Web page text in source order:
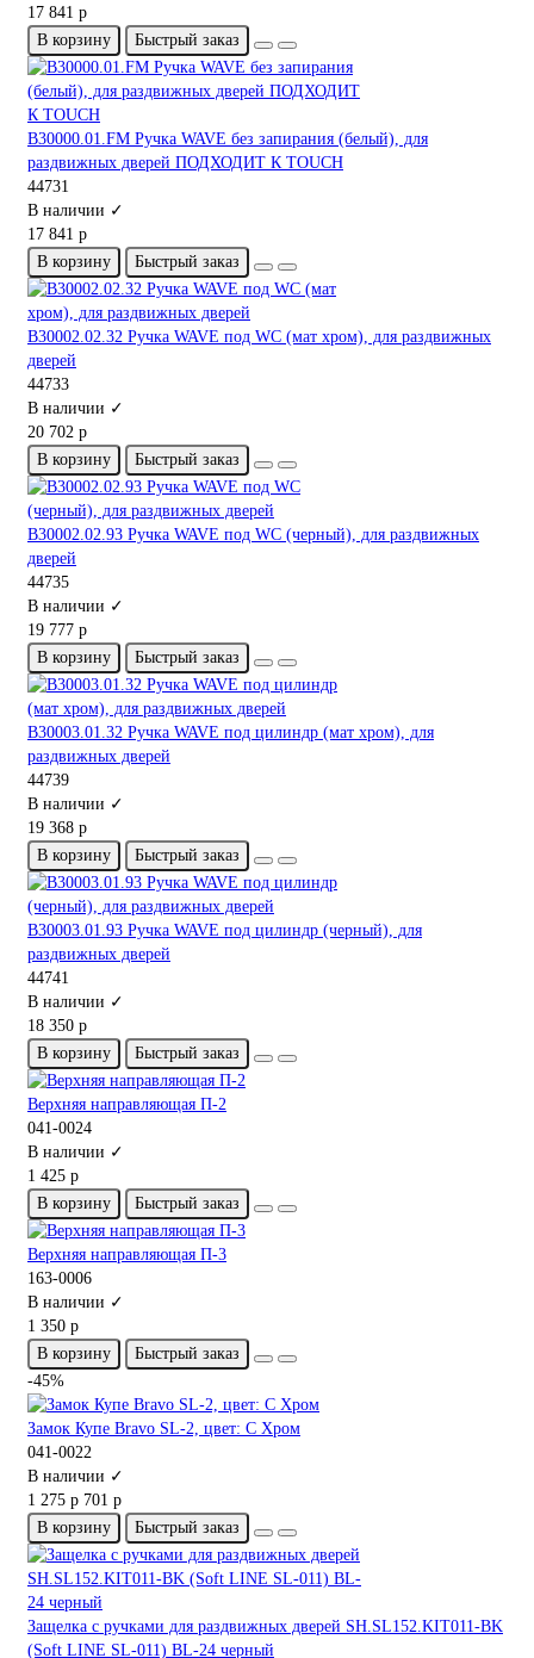
17 841 р
В корзину
Быстрый заказ
B30000.01.FM Ручка WAVE без запирания (белый), для
раздвижных дверей ПОДХОДИТ К TOUCH
44731
В наличии ✓
17 841 р
В корзину
Быстрый заказ
B30002.02.32 Ручка WAVE под WC (мат хром), для раздвижных
дверей
44733
В наличии ✓
20 702 р
В корзину
Быстрый заказ
B30002.02.93 Ручка WAVE под WC (черный), для раздвижных
дверей
44735
В наличии ✓
19 777 р
В корзину
Быстрый заказ
B30003.01.32 Ручка WAVE под цилиндр (мат хром), для
раздвижных дверей
44739
В наличии ✓
19 368 р
В корзину
Быстрый заказ
B30003.01.93 Ручка WAVE под цилиндр (черный), для
раздвижных дверей
44741
В наличии ✓
18 350 р
В корзину
Быстрый заказ
Верхняя направляющая П-2
041-0024
В наличии ✓
1 425 р
В корзину
Быстрый заказ
Верхняя направляющая П-3
163-0006
В наличии ✓
1 350 р
В корзину
Быстрый заказ
-45%
Замок Купе Bravo SL-2, цвет: C Хром
041-0022
В наличии ✓
1 275 р 701 р
В корзину
Быстрый заказ
Защелка с ручками для раздвижных дверей SH.SL152.KIT011-BK
(Soft LINE SL-011) BL-24 черный